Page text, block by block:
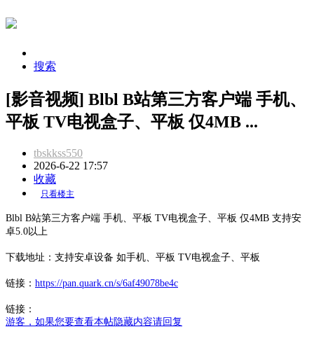
搜索
[影音视频] Blbl B站第三方客户端 手机、
平板 TV电视盒子、平板 仅4MB ...
tbskkss550
2026-6-22 17:57
收藏
只看楼主
Blbl B站第三方客户端 手机、平板 TV电视盒子、平板 仅4MB 支持安
卓5.0以上
下载地址： 支持安卓设备 如手机、平板 TV电视盒子、平板
链接： https://pan.quark.cn/s/6af49078be4c
链接：
游客，如果您要查看本帖隐藏内容请回复